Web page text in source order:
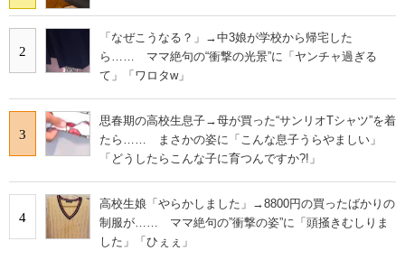
2
「なぜこうなる？」→中3娘が学校から帰宅した
ら…… ママ絶句の“衝撃の光景”に「ヤンチャ過ぎる
て」「ワロタw」
3
思春期の高校生息子→母が買った“サンリオTシャツ”を着
たら…… まさかの姿に「こんな息子うらやましい」
「どうしたらこんな子に育つんですか?!」
4
高校生娘「やらかしました」→8800円の買ったばかりの
制服が…… ママ絶句の”衝撃の姿”に「頭掻きむしりま
した」「ひぇぇ」